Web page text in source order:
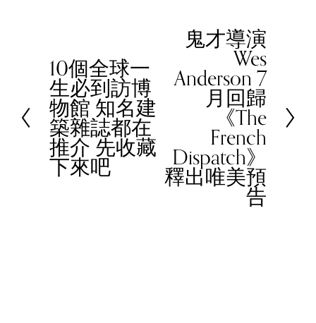
P
r
e
v
i
o
10個全球一
生必到訪博
物館 知名建
築雜誌都在
推介 先收藏
下來吧
鬼才導演
Wes
Anderson 7
月回歸
《The
French
Dispatch》
釋出唯美預
告